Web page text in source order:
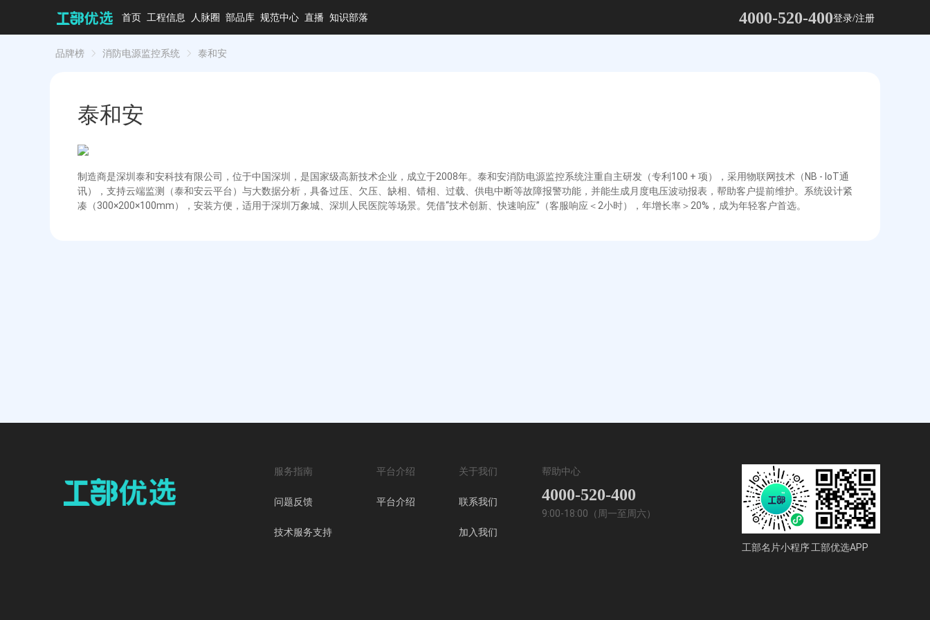
首页 工程信息 人脉圈 部品库 规范中心 直播 知识部落 4000-520-400登录/注册
品牌榜 消防电源监控系统 泰和安
泰和安
制造商是深圳泰和安科技有限公司，位于中国深圳，是国家级高新技术企业，成立于2008年。泰和安消防电源监控系统注重自主研发（专利100 + 项），采用物联网技术（NB - IoT通
讯），支持云端监测（泰和安云平台）与大数据分析，具备过压、欠压、缺相、错相、过载、供电中断等故障报警功能，并能生成月度电压波动报表，帮助客户提前维护。系统设计紧
凑（300×200×100mm），安装方便，适用于深圳万象城、深圳人民医院等场景。凭借“技术创新、快速响应”（客服响应＜2小时），年增长率＞20%，成为年轻客户首选。
服务指南
问题反馈
技术服务支持
平台介绍
平台介绍
关于我们
联系我们
加入我们
帮助中心
4000-520-400
9:00-18:00（周一至周六）
工部名片小程序工部优选APP